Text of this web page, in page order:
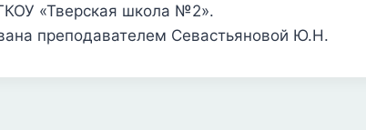
«Тверская школа №2».
преподавателем Севастьяновой Ю.Н.